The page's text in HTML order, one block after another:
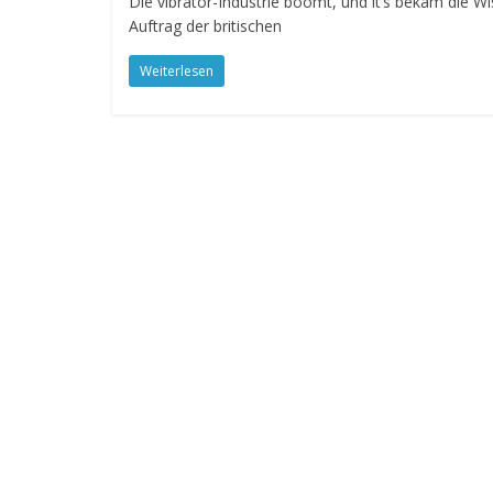
Auftrag der britischen
Weiterlesen